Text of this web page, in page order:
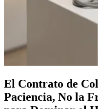
El Contrato de
Paciencia, No la